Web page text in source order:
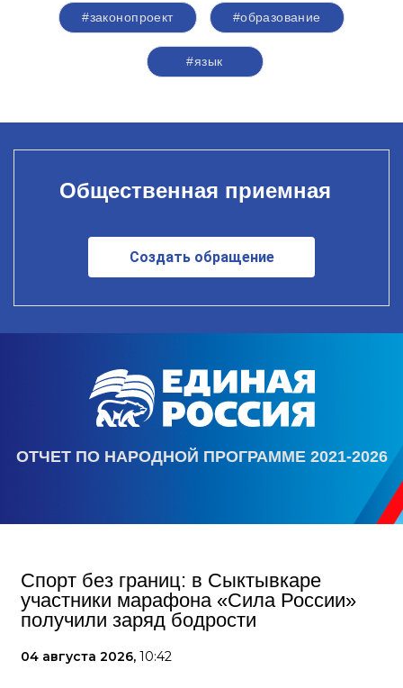
#законопроект #образование
#язык
Общественная приемная
Создать обращение
ОТЧЕТ ПО НАРОДНОЙ ПРОГРАММЕ 2021-2026
Спорт без границ: в Сыктывкаре
участники марафона «Сила России»
получили заряд бодрости
04 августа 2026, 10:42